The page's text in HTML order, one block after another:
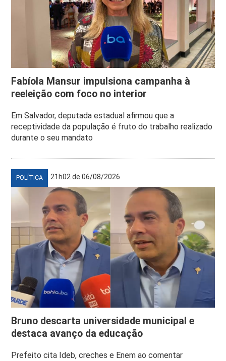
Fabíola Mansur impulsiona campanha à
reeleição com foco no interior
Em Salvador, deputada estadual afirmou que a
receptividade da população é fruto do trabalho realizado
durante o seu mandato
POLÍTICA 21h02 de 06/08/2026
Bruno descarta universidade municipal e
destaca avanço da educação
Prefeito cita Ideb, creches e Enem ao comentar